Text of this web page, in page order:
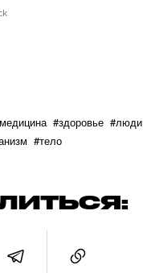
#здоровье #люди
#тело